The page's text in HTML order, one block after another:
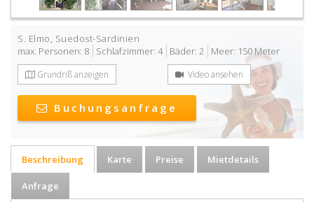
S. Elmo, Suedost-Sardinien
max. Personen: 8
Schlafzimmer: 4 Bäder: 2 Meer: 150 Meter
Grundriß anzeigen Video ansehen
Buchungsanfrage
Beschreibung Karte Preise Mietdetails
Anfrage